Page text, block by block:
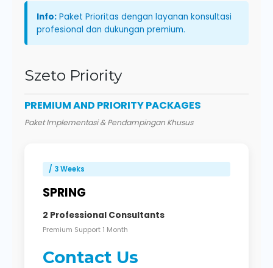
Info: Paket Prioritas dengan layanan konsultasi
profesional dan dukungan premium.
Szeto Priority
PREMIUM AND PRIORITY PACKAGES
Paket Implementasi & Pendampingan Khusus
/ 3 Weeks
SPRING
2 Professional Consultants
Premium Support 1 Month
Contact Us